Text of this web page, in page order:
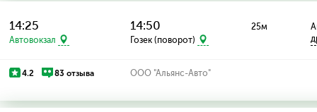
14:25
Автовокзал
14:50
Гозек (поворот)
25м
4.2 83 отзыва ООО "Альянс-Авто"